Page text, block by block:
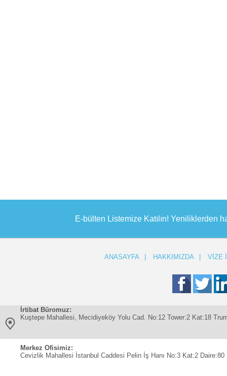
E-bülten Listemize Katılın! Yeniliklerden
ANASAYFA HAKKIMIZDA VİZE
İrtibat Büromuz:
Kuştepe Mahallesi, Mecidiyeköy Yolu Cad. No:12 Tower:2 Kat:18
Merkez Ofisimiz:
Cevizlik Mahallesi İstanbul Caddesi Pelin İş Hanı No:3 Kat:2 Daire:80